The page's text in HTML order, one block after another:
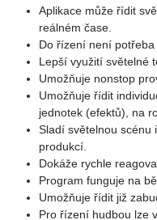
Aplikace může řídit
reálném čase.
Do řízení není potřeba
Lepší využití světelné
Umožňuje nonstop
Umožňuje řídit
jednotek (efektů), na
Sladí světelnou scénu
produkcí.
Dokáže rychle
Program funguje na
Umožňuje řídit již
Pro řízení hudbou lze